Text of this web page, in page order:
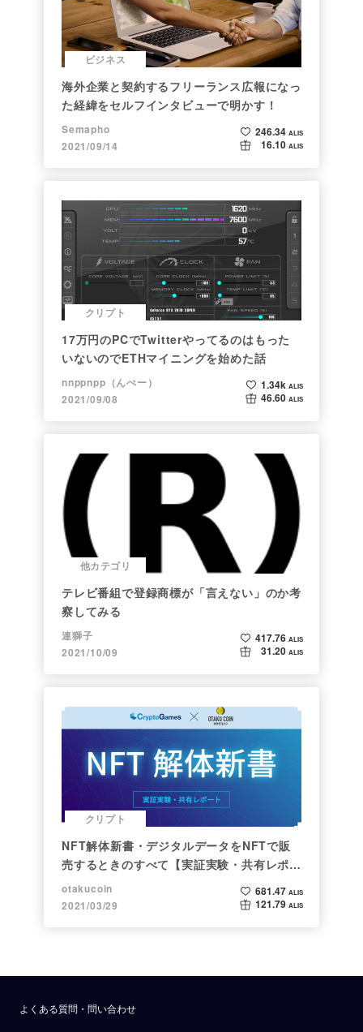
ビジネス
海外企業と契約するフリーランス広報になっ
た経緯をセルフインタビューで明かす！
Semapho
2021/09/14
246.34 ALIS
16.10 ALIS
クリプト
17万円のPCでTwitterやってるのはもった
いないのでETHマイニングを始めた話
nnppnpp（んぺー）
2021/09/08
1.34k ALIS
46.60 ALIS
他カテゴリ
テレビ番組で登録商標が「言えない」のか考
察してみる
連獅子
2021/10/09
417.76 ALIS
31.20 ALIS
クリプト
NFT解体新書・デジタルデータをNFTで販
売するときのすべて【実証実験・共有レポー
ト】
otakucoin
2021/03/29
681.47 ALIS
121.79 ALIS
よくある質問・問い合わせ